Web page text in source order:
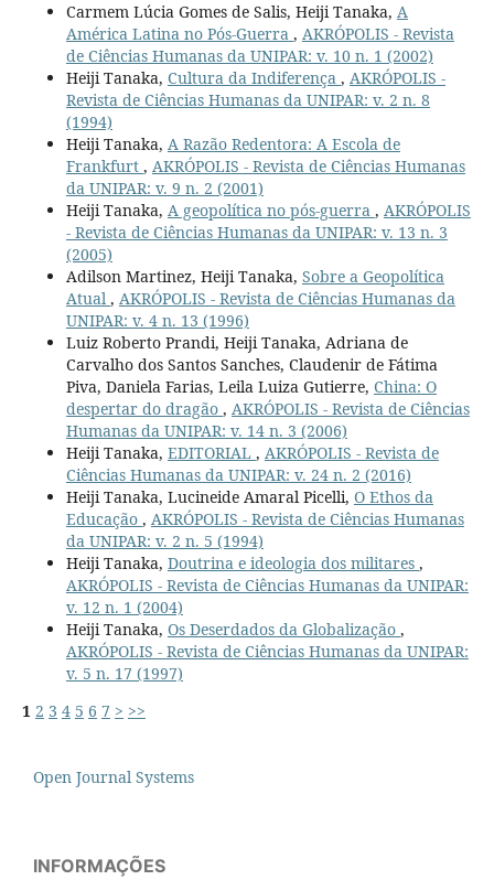
Carmem Lúcia Gomes de Salis, Heiji Tanaka, A
América Latina no Pós-Guerra , AKRÓPOLIS - Revista
de Ciências Humanas da UNIPAR: v. 10 n. 1 (2002)
Heiji Tanaka, Cultura da Indiferença , AKRÓPOLIS -
Revista de Ciências Humanas da UNIPAR: v. 2 n. 8
(1994)
Heiji Tanaka, A Razão Redentora: A Escola de
Frankfurt , AKRÓPOLIS - Revista de Ciências Humanas
da UNIPAR: v. 9 n. 2 (2001)
Heiji Tanaka, A geopolítica no pós-guerra , AKRÓPOLIS
- Revista de Ciências Humanas da UNIPAR: v. 13 n. 3
(2005)
Adilson Martinez, Heiji Tanaka, Sobre a Geopolítica
Atual , AKRÓPOLIS - Revista de Ciências Humanas da
UNIPAR: v. 4 n. 13 (1996)
Luiz Roberto Prandi, Heiji Tanaka, Adriana de
Carvalho dos Santos Sanches, Claudenir de Fátima
Piva, Daniela Farias, Leila Luiza Gutierre, China: O
despertar do dragão , AKRÓPOLIS - Revista de Ciências
Humanas da UNIPAR: v. 14 n. 3 (2006)
Heiji Tanaka, EDITORIAL , AKRÓPOLIS - Revista de
Ciências Humanas da UNIPAR: v. 24 n. 2 (2016)
Heiji Tanaka, Lucineide Amaral Picelli, O Ethos da
Educação , AKRÓPOLIS - Revista de Ciências Humanas
da UNIPAR: v. 2 n. 5 (1994)
Heiji Tanaka, Doutrina e ideologia dos militares ,
AKRÓPOLIS - Revista de Ciências Humanas da UNIPAR:
v. 12 n. 1 (2004)
Heiji Tanaka, Os Deserdados da Globalização ,
AKRÓPOLIS - Revista de Ciências Humanas da UNIPAR:
v. 5 n. 17 (1997)
1 2 3 4 5 6 7 > >>
Open Journal Systems
INFORMAÇÕES